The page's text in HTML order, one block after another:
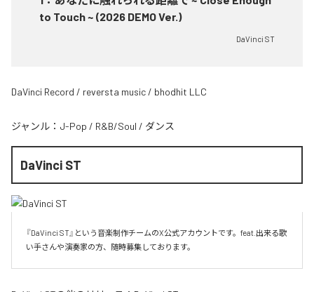
to Touch ~ (2026 DEMO Ver.)
DaVinci ST
DaVinci Record / reversta music / bhodhit LLC
ジャンル： J-Pop / R&B/Soul / ダンス
DaVinci ST
『DaVinci ST』という音楽制作チームのX公式アカウントです。feat.出来る歌
い手さんや演奏家の方、随時募集しております。